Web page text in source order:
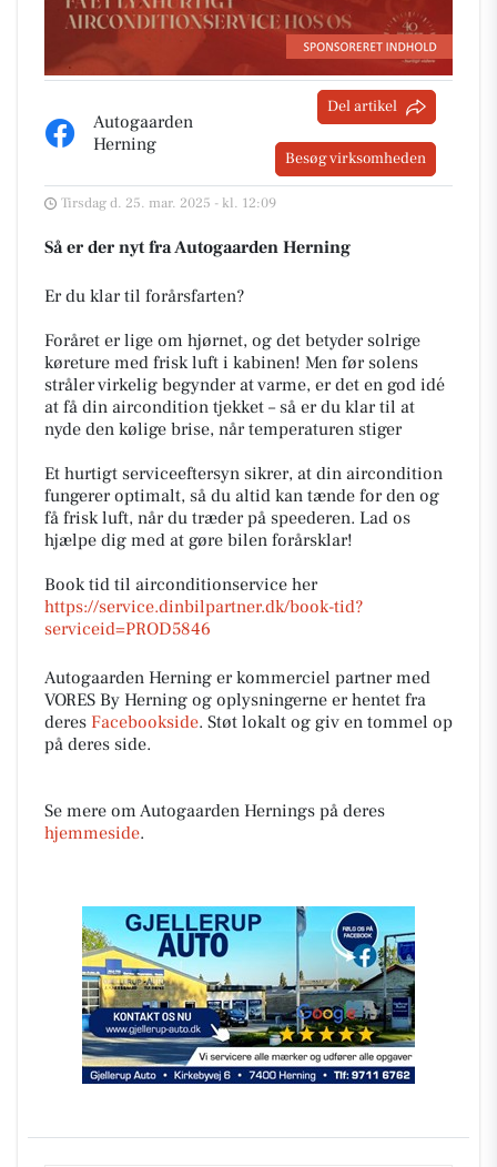
Autogaarden
Herning
Del artikel
Besøg virksomheden
Tirsdag d. 25. mar. 2025 - kl. 12:09
Så er der nyt fra Autogaarden Herning
Er du klar til forårsfarten?
Foråret er lige om hjørnet, og det betyder solrige
køreture med frisk luft i kabinen! Men før solens
stråler virkelig begynder at varme, er det en god idé
at få din aircondition tjekket – så er du klar til at
nyde den kølige brise, når temperaturen stiger
Et hurtigt serviceeftersyn sikrer, at din aircondition
fungerer optimalt, så du altid kan tænde for den og
få frisk luft, når du træder på speederen. Lad os
hjælpe dig med at gøre bilen forårsklar!
Book tid til airconditionservice her
https://service.dinbilpartner.dk/book-tid?
serviceid=PROD5846
Autogaarden Herning er kommerciel partner med
VORES By Herning og oplysningerne er hentet fra
deres Facebookside. Støt lokalt og giv en tommel op
på deres side.
Se mere om Autogaarden Hernings på deres
hjemmeside.